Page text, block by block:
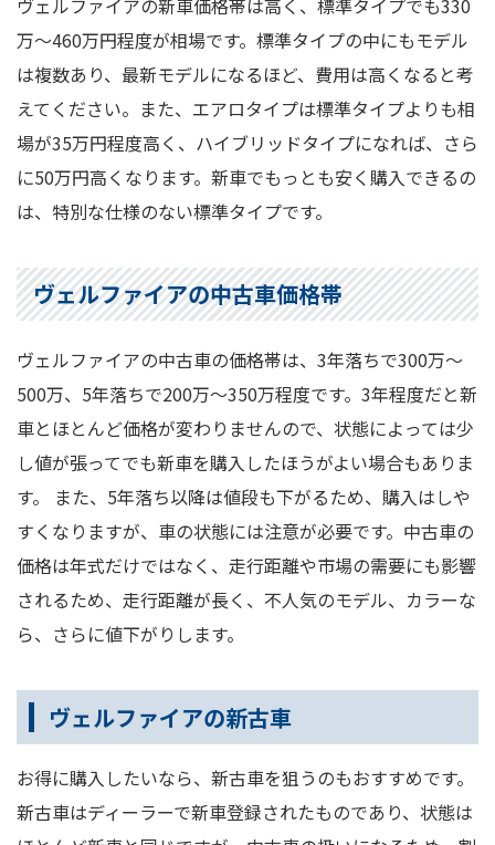
万～460万円程度が相場です。標準タイプの中にもモデル
は複数あり、最新モデルになるほど、費用は高くなると考
えてください。また、エアロタイプは標準タイプよりも相
場が35万円程度高く、ハイブリッドタイプになれば、さら
に50万円高くなります。新車でもっとも安く購入できるの
は、特別な仕様のない標準タイプです。
ヴェルファイアの中古車価格帯
ヴェルファイアの中古車の価格帯は、3年落ちで300万～
500万、5年落ちで200万～350万程度です。3年程度だと新
車とほとんど価格が変わりませんので、状態によっては少
し値が張ってでも新車を購入したほうがよい場合もありま
す。 また、5年落ち以降は値段も下がるため、購入はしや
すくなりますが、車の状態には注意が必要です。中古車の
価格は年式だけではなく、走行距離や市場の需要にも影響
されるため、走行距離が長く、不人気のモデル、カラーな
ら、さらに値下がりします。
ヴェルファイアの新古車
お得に購入したいなら、新古車を狙うのもおすすめです。
新古車はディーラーで新車登録されたものであり、状態は